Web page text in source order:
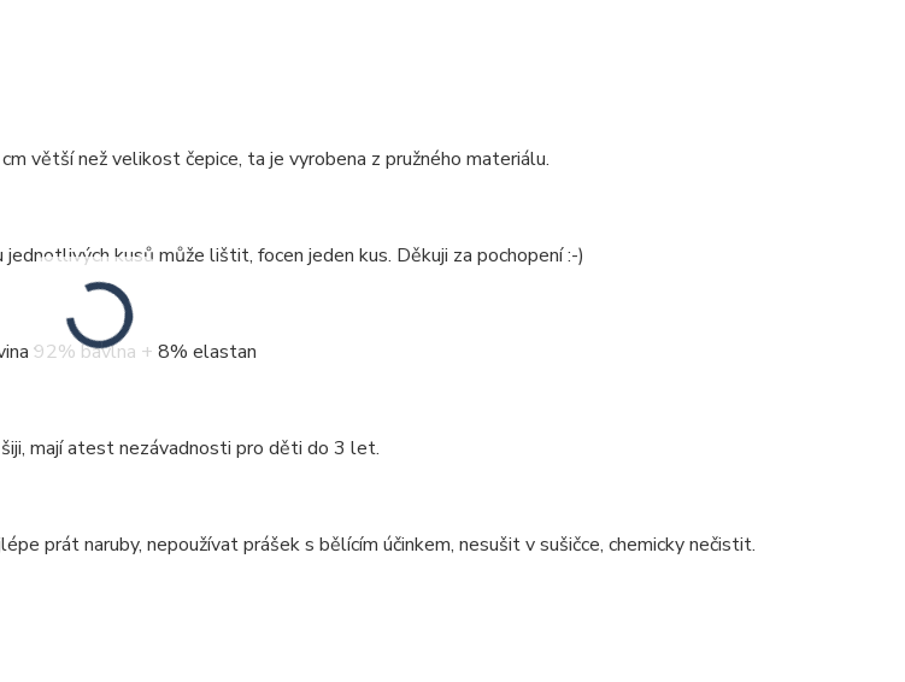
větší než velikost čepice, ta je vyrobena z pružného materiálu.
kusů může lištit, focen jeden kus. Děkuji za pochopení :-)
92% bavlna + 8% elastan
mají atest nezávadnosti pro děti do 3 let.
prát naruby, nepoužívat prášek s bělícím účinkem, nesušit v sušičce, chemicky nečistit.